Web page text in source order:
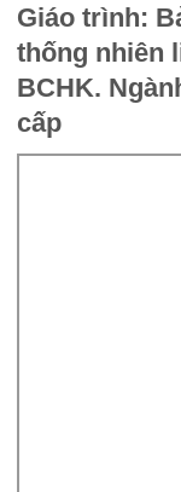
Giáo trình:
thống nhiên
BCHK.
cấp